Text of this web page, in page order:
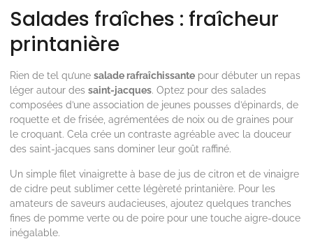
Salades fraîches : fraîcheur
printanière
Rien de tel qu’une salade rafraîchissante pour débuter un repas
léger autour des saint-jacques. Optez pour des salades
composées d’une association de jeunes pousses d’épinards, de
roquette et de frisée, agrémentées de noix ou de graines pour
le croquant. Cela crée un contraste agréable avec la douceur
des saint-jacques sans dominer leur goût raffiné.
Un simple filet vinaigrette à base de jus de citron et de vinaigre
de cidre peut sublimer cette légèreté printanière. Pour les
amateurs de saveurs audacieuses, ajoutez quelques tranches
fines de pomme verte ou de poire pour une touche aigre-douce
inégalable.